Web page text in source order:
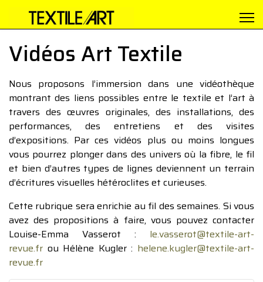
Vidéos Art Textile
Nous proposons l’immersion dans une vidéothèque
montrant des liens possibles entre le textile et l’art à
travers des œuvres originales, des installations, des
performances, des entretiens et des visites
d’expositions. Par ces vidéos plus ou moins longues
vous pourrez plonger dans des univers où la fibre, le fil
et bien d’autres types de lignes deviennent un terrain
d’écritures visuelles hétéroclites et curieuses.
Cette rubrique sera enrichie au fil des semaines. Si vous
avez des propositions à faire, vous pouvez contacter
Louise-Emma Vasserot : le.vasserot@textile-art-
revue.fr ou Hélène Kugler : helene.kugler@textile-art-
revue.fr